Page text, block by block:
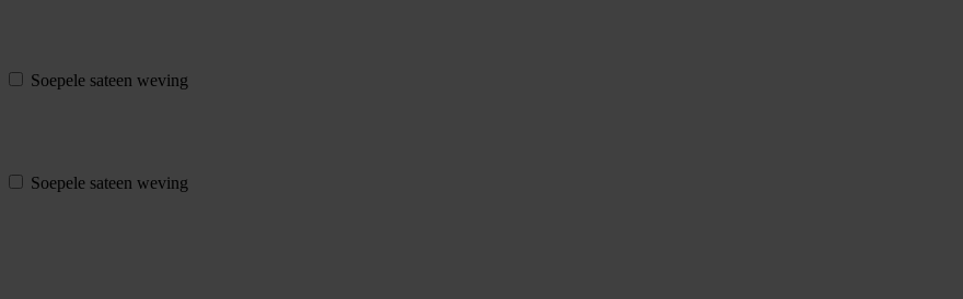
Soepele sateen weving
Soepele sateen weving